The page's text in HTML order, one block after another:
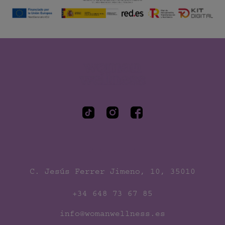
C. Jesús Ferrer Jimeno, 10, 35010
+34 648 73 67 85
info@womanwellness.es